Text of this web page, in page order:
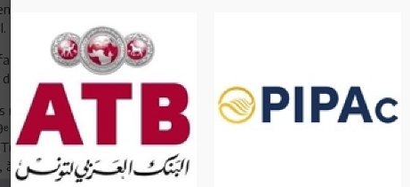
la première joueuse du continent à remporter un match dans le
au duo Marcella Koek / Victoria Kurz (6-7 (5), 6-3, 6-1) – un exploit
padel vers de nouveaux horizons.
constants sur le circuit FIP, Dora Chamli a progressé au
place.
souhaite accompagner Dora dans son ascension et inspirer les
poursuivre leurs rêves et à repousser les limites du possible.